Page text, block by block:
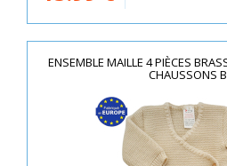
ENSEMBLE MAILLE 4 PIÈCES
CHAUSSONS